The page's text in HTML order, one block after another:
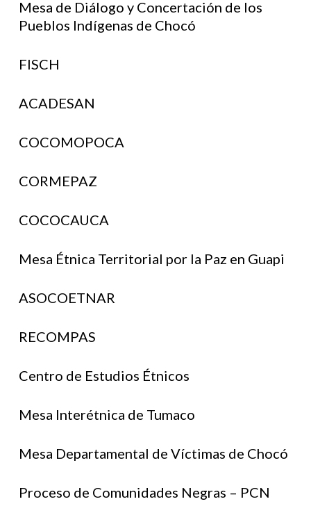
Mesa de Diálogo y Concertación de los
Pueblos Indígenas de Chocó
FISCH
ACADESAN
COCOMOPOCA
CORMEPAZ
COCOCAUCA
Mesa Étnica Territorial por la Paz en Guapi
ASOCOETNAR
RECOMPAS
Centro de Estudios Étnicos
Mesa Interétnica de Tumaco
Mesa Departamental de Víctimas de Chocó
Proceso de Comunidades Negras – PCN